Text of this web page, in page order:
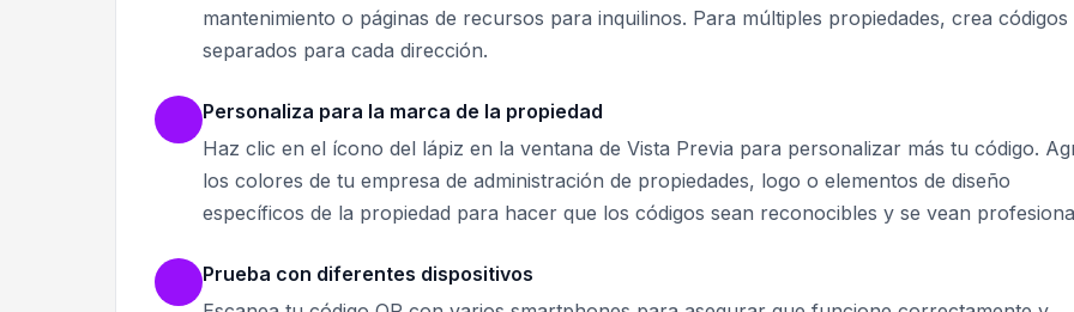
mantenimiento o páginas de recursos para inquilinos. Para múltiples propiedades, crea códigos
separados para cada dirección.
Personaliza para la marca de la propiedad
Haz clic en el ícono del lápiz en la ventana de Vista Previa para personalizar más tu código.
los colores de tu empresa de administración de propiedades, logo o elementos de diseño
específicos de la propiedad para hacer que los códigos sean reconocibles y se vean
Prueba con diferentes dispositivos